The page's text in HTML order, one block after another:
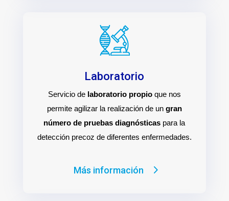
Laboratorio
Servicio de laboratorio propioque nos
permite agilizar la realización de un gran
número de pruebas diagnósticas para la
detección precoz de diferentes enfermedades.
Más información